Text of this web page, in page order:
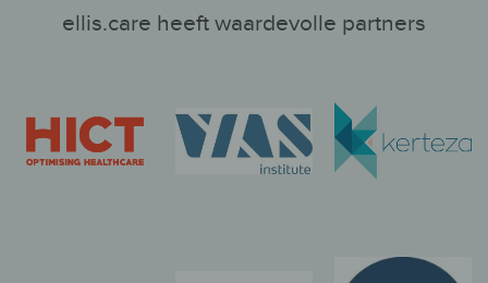
ellis.care heeft waardevolle partners